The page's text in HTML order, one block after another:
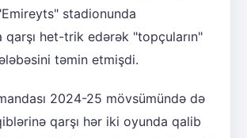
stadionunda
qarşı het-trik edərək "topçuların"
təmin etmişdi.
2024-25 mövsümündə də
qarşı hər iki oyunda qalib